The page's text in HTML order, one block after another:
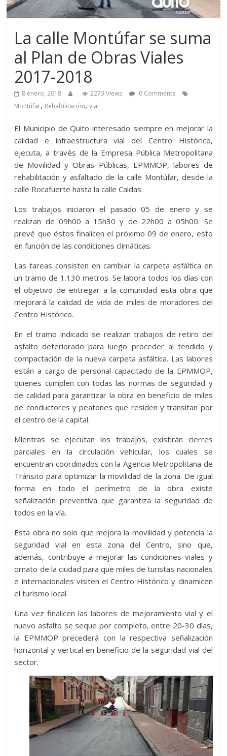
La calle Montúfar se suma
al Plan de Obras Viales
2017-2018
8 enero, 2018 2273 Views
0 Comments
Montúfar, Rehabilitación,vial
El Municipio de Quito interesado siempre en mejorar la
calidad e infraestructura vial del Centro Histórico,
ejecuta, a través de la Empresa Pública Metropolitana
de Movilidad y Obras Públicas, EPMMOP, labores de
rehabilitación y asfaltado de la calle Montúfar, desde la
calle Rocafuerte hasta la calle Caldas.
Los trabajos iniciaron el pasado 05 de enero y se
realizan de 09h00 a 15h30 y de 22h00 a 05h00. Se
prevé que éstos finalicen el próximo 09 de enero, esto
en función de las condiciones climáticas.
Las tareas consisten en cambiar la carpeta asfáltica en
un tramo de 1.130 metros. Se labora todos los días con
el objetivo de entregar a la comunidad esta obra que
mejorará la calidad de vida de miles de moradores del
Centro Histórico.
En el tramo indicado se realizan trabajos de retiro del
asfalto deteriorado para luego proceder al tendido y
compactación de la nueva carpeta asfáltica. Las labores
están a cargo de personal capacitado de la EPMMOP,
quienes cumplen con todas las normas de seguridad y
de calidad para garantizar la obra en beneficio de miles
de conductores y peatones que residen y transitan por
el centro de la capital.
Mientras se ejecutan los trabajos, existirán cierres
parciales en la circulación vehicular, los cuales se
encuentran coordinados con la Agencia Metropolitana de
Tránsito para optimizar la movilidad de la zona. De igual
forma en todo el perímetro de la obra existe
señalización preventiva que garantiza la seguridad de
todos en la vía.
Esta obra no solo que mejora la movilidad y potencia la
seguridad vial en esta zona del Centro, sino que,
además, contribuye a mejorar las condiciones viales y
ornato de la ciudad para que miles de turistas nacionales
e internacionales visiten el Centro Histórico y dinamicen
el turismo local.
Una vez finalicen las labores de mejoramiento vial y el
nuevo asfalto se seque por completo, entre 20-30 días,
la EPMMOP precederá con la respectiva señalización
horizontal y vertical en beneficio de la seguridad vial del
sector.